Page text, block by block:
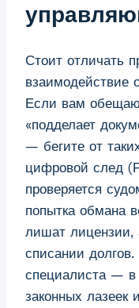
Стоит отличать
взаимодействие
Если вам
«подделает
— бегите от
цифровой след
проверяется
попытка обмана
лишат лицензии,
списании
специалиста — в
законных лазеек